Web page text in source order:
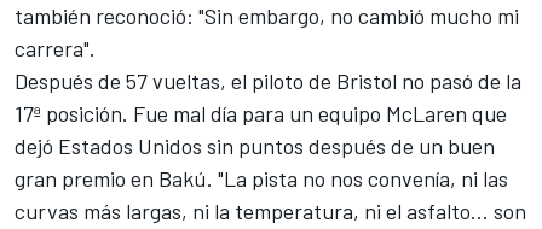
también reconoció: "Sin embargo, no cambió mucho mi
carrera".
Después de 57 vueltas, el piloto de Bristol no pasó de la
17ª posición. Fue mal día para un equipo McLaren que
dejó Estados Unidos sin puntos después de un buen
gran premio en Bakú. "La pista no nos convenía, ni las
curvas más largas, ni la temperatura, ni el asfalto... son